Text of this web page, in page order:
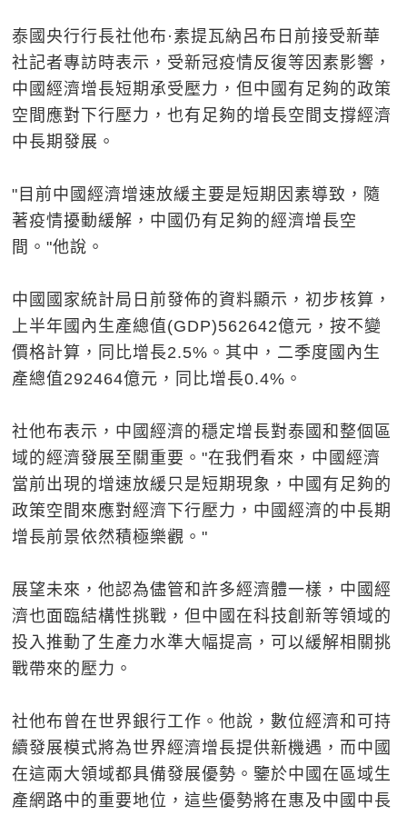
泰國央行行長社他布·素提瓦納呂布日前接受新華
社記者專訪時表示，受新冠疫情反復等因素影響，
中國經濟增長短期承受壓力，但中國有足夠的政策
空間應對下行壓力，也有足夠的增長空間支撐經濟
中長期發展。
"目前中國經濟增速放緩主要是短期因素導致，隨
著疫情擾動緩解，中國仍有足夠的經濟增長空
間。"他說。
中國國家統計局日前發佈的資料顯示，初步核算，
上半年國內生產總值(GDP)562642億元，按不變
價格計算，同比增長2.5%。其中，二季度國內生
產總值292464億元，同比增長0.4%。
社他布表示，中國經濟的穩定增長對泰國和整個區
域的經濟發展至關重要。"在我們看來，中國經濟
當前出現的增速放緩只是短期現象，中國有足夠的
政策空間來應對經濟下行壓力，中國經濟的中長期
增長前景依然積極樂觀。"
展望未來，他認為儘管和許多經濟體一樣，中國經
濟也面臨結構性挑戰，但中國在科技創新等領域的
投入推動了生產力水準大幅提高，可以緩解相關挑
戰帶來的壓力。
社他布曾在世界銀行工作。他說，數位經濟和可持
續發展模式將為世界經濟增長提供新機遇，而中國
在這兩大領域都具備發展優勢。鑒於中國在區域生
產網路中的重要地位，這些優勢將在惠及中國中長